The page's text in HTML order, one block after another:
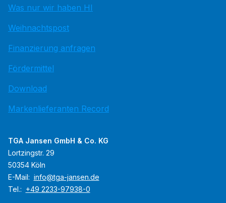
Was nur wir haben HI
Weihnachtspost
Finanzierung anfragen
Fördermittel
Download
Markenlieferanten Record
TGA Jansen GmbH & Co. KG
Lortzingstr. 29
50354 Köln
E-Mail: info@tga-jansen.de
Tel.: +49 2233-97938-0